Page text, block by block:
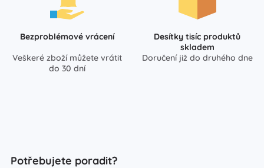
Bezproblémové vrácení
Veškeré zboží můžete vrátit
do 30 dní
Desítky tisíc produktů
skladem
Doručení již do druhého dne
Potřebujete poradit?